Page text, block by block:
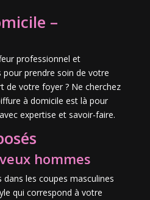
–
professionnel et
pour prendre soin de votre
de votre foyer ? Ne cherchez
à domicile est là pour
expertise et savoir-faire.
hommes
les coupes masculines
qui correspond à votre